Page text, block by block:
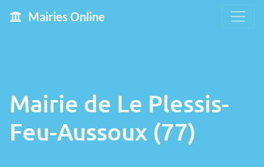
Mairies Online
Mairie de Le Plessis-
Feu-Aussoux (77)